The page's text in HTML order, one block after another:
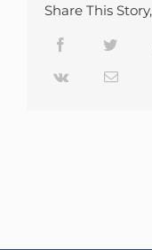
Share This
Facebook
Vk Email